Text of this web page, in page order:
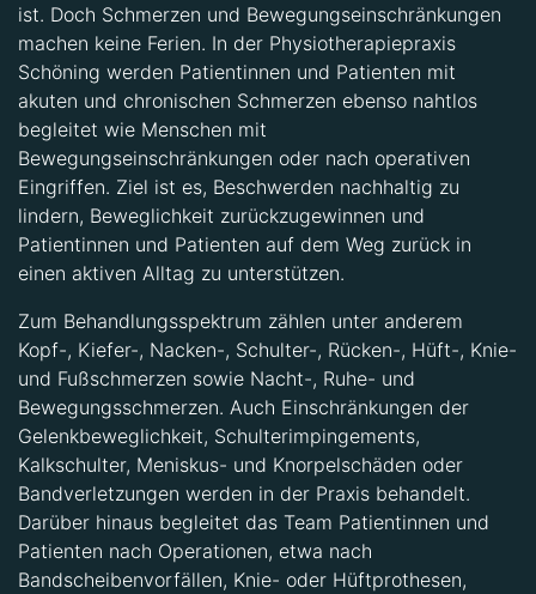
ist. Doch Schmerzen und Bewegungseinschränkungen
machen keine Ferien. In der Physiotherapiepraxis
Schöning werden Patientinnen und Patienten mit
akuten und chronischen Schmerzen ebenso nahtlos
begleitet wie Menschen mit
Bewegungseinschränkungen oder nach operativen
Eingriffen. Ziel ist es, Beschwerden nachhaltig zu
lindern, Beweglichkeit zurückzugewinnen und
Patientinnen und Patienten auf dem Weg zurück in
einen aktiven Alltag zu unterstützen.
Zum Behandlungsspektrum zählen unter anderem
Kopf-, Kiefer-, Nacken-, Schulter-, Rücken-, Hüft-, Knie-
und Fußschmerzen sowie Nacht-, Ruhe- und
Bewegungsschmerzen. Auch Einschränkungen der
Gelenkbeweglichkeit, Schulterimpingements,
Kalkschulter, Meniskus- und Knorpelschäden oder
Bandverletzungen werden in der Praxis behandelt.
Darüber hinaus begleitet das Team Patientinnen und
Patienten nach Operationen, etwa nach
Bandscheibenvorfällen, Knie- oder Hüftprothesen,